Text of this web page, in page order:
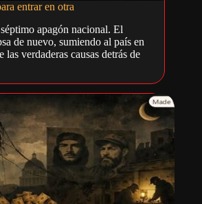
entrar en otra
apagón nacional. El
de nuevo, sumiendo al país en
verdaderas causas detrás de